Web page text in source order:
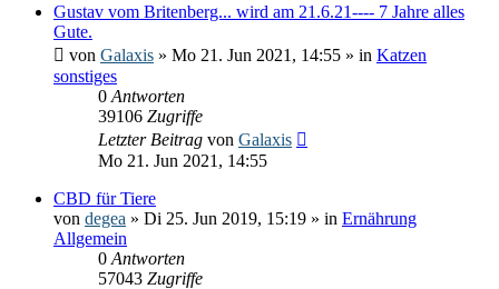
Gustav vom Britenberg... wird am 21.6.21---- 7 Jahre alles
Gute.
von Galaxis » Mo 21. Jun 2021, 14:55 » in Katzen
sonstiges
0 Antworten
39106 Zugriffe
Letzter Beitrag von Galaxis
Mo 21. Jun 2021, 14:55
CBD für Tiere
von degea » Di 25. Jun 2019, 15:19 » in Ernährung
Allgemein
0 Antworten
57043 Zugriffe